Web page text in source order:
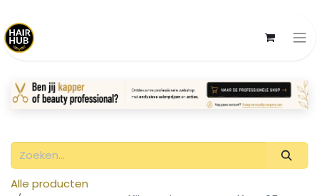
Alle producten